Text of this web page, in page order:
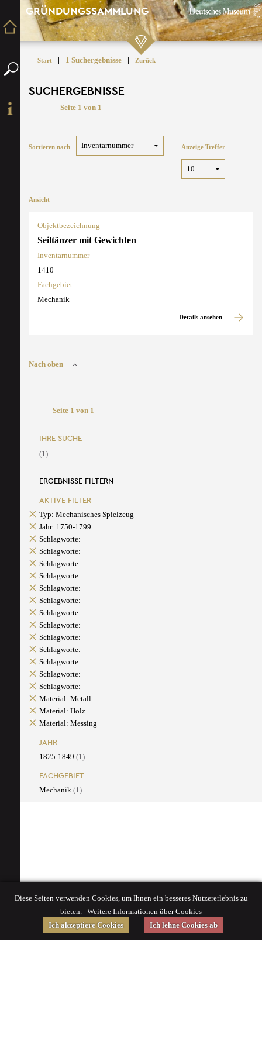
GRÜNDUNGSSAMMLUNG
Start | 1 Suchergebnisse | Zurück
SUCHERGEBNISSE
Seite 1 von 1
Sortieren nach Anzeige Treffer
Ansicht
Objektbezeichnung
Seiltänzer mit Gewichten
Inventarnummer
1410
Fachgebiet
Mechanik
Details ansehen
Nach oben
Seite 1 von 1
IHRE SUCHE
(1)
ERGEBNISSE FILTERN
AKTIVE FILTER
Typ: Mechanisches Spielzeug
Jahr: 1750-1799
Schlagworte:
Schlagworte:
Schlagworte:
Schlagworte:
Schlagworte:
Schlagworte:
Schlagworte:
Schlagworte:
Schlagworte:
Schlagworte:
Schlagworte:
Schlagworte:
Schlagworte:
Material: Metall
Material: Holz
Material: Messing
JAHR
1825-1849 (1)
FACHGEBIET
Mechanik (1)
Diese Seiten verwenden Cookies, um Ihnen ein besseres Nutzererlebnis zu
bieten. Weitere Informationen über Cookies
Ich akzeptiere Cookies
Ich lehne Cookies ab